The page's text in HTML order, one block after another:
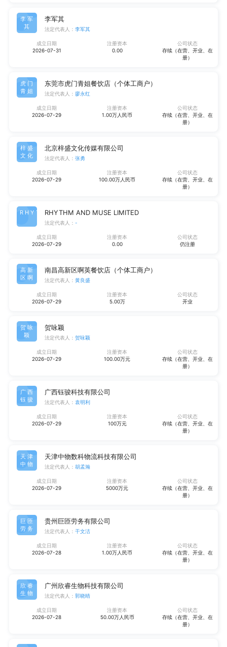
李军
其
李军其
法定代表人： 李军其
成立日期
2026-07-31
注册资本
0.00
公司状态
存续（在营、开业、在
册）
虎门
青姐
东莞市虎门青姐餐饮店（个体工商户）
法定代表人： 廖永红
成立日期
2026-07-29
注册资本
1.00万人民币
公司状态
存续（在营、开业、在
册）
梓盛
文化
北京梓盛文化传媒有限公司
法定代表人： 张勇
成立日期
2026-07-29
注册资本
100.00万人民币
公司状态
存续（在营、开业、在
册）
RHYT RHYTHM AND MUSE LIMITED
法定代表人： -
成立日期
2026-07-29
注册资本
0.00
公司状态
仍注册
高新
区啊
南昌高新区啊英餐饮店（个体工商户）
法定代表人： 黄良盛
成立日期
2026-07-29
注册资本
5.00万
公司状态
开业
贺咏
颖
贺咏颖
法定代表人： 贺咏颖
成立日期
2026-07-29
注册资本
100.00万元
公司状态
存续（在营、开业、在
册）
广西
钰骏
广西钰骏科技有限公司
法定代表人： 袁明利
成立日期
2026-07-29
注册资本
100万元
公司状态
存续（在营、开业、在
册）
天津
中物
天津中物数科物流科技有限公司
法定代表人： 胡孟瀚
成立日期
2026-07-29
注册资本
5000万元
公司状态
存续（在营、开业、在
册）
巨匝
劳务
贵州巨匝劳务有限公司
法定代表人： 干文洁
成立日期
2026-07-28
注册资本
1.00万人民币
公司状态
存续（在营、开业、在
册）
欣睿
生物
广州欣睿生物科技有限公司
法定代表人： 郭晓晴
成立日期
2026-07-28
注册资本
50.00万人民币
公司状态
存续（在营、开业、在
册）